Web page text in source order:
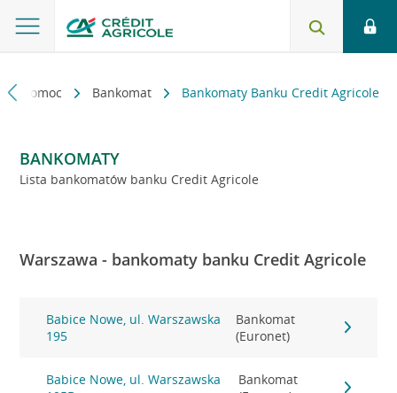
i pomoc Bankomat Bankomaty Banku Credit Agricole
BANKOMATY
Lista bankomatów banku Credit Agricole
Warszawa - bankomaty banku Credit Agricole
Babice Nowe, ul. Warszawska
195
Bankomat
(Euronet)
Babice Nowe, ul. Warszawska
Bankomat